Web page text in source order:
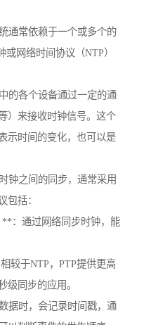
通常依赖于一个或多个的
或网络时间协议（NTP）
的各个设备通过一定的通
）来接收时钟信号。这个
示时间的变化，也可以是
钟之间的同步，通常采用
包括：
：通过网络同步时钟，能
较于NTP，PTP提供更高
级同步的应用。
据时，会记录时间戳，通